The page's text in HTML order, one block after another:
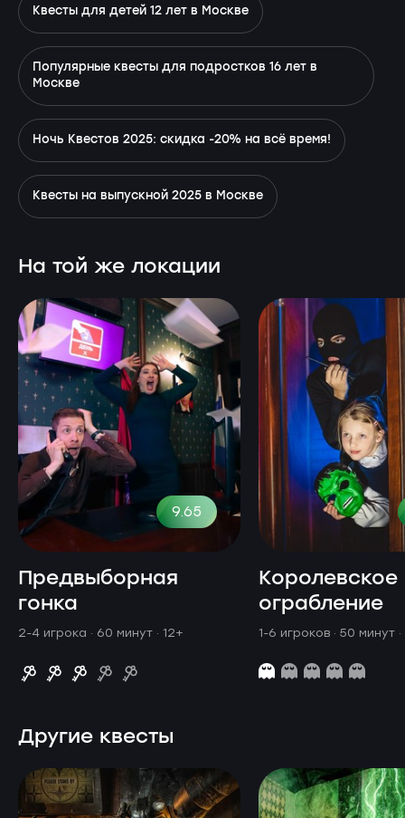
Квесты для детей 12 лет в Москве
Популярные квесты для подростков 16 лет в
Москве
Ночь Квестов 2025: скидка -20% на всё время!
Квесты на выпускной 2025 в Москве
На той же локации
9.65
Предвыборная
гонка
2-4 игрока · 60 минут · 12+
Королевское
ограбление
1-6 игроков · 50 минут
Другие квесты